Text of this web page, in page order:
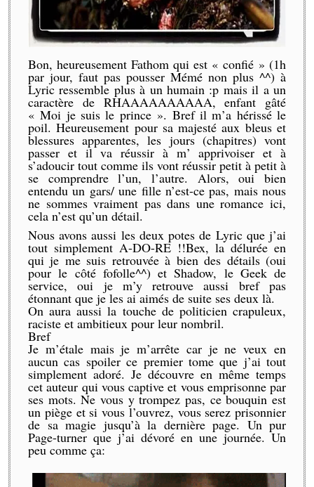
Bon, heureusement Fathom qui est « confié » (1h
par jour, faut pas pousser Mémé non plus ^^) à
Lyric ressemble plus à un humain :p mais il a un
caractère de RHAAAAAAAAAA, enfant gâté
« Moi je suis le prince ». Bref il m’a hérissé le
poil. Heureusement pour sa majesté aux bleus et
blessures apparentes, les jours (chapitres) vont
passer et il va réussir à m’ apprivoiser et à
s’adoucir tout comme ils vont réussir petit à petit à
se comprendre l’un, l’autre. Alors, oui bien
entendu un gars/ une fille n’est-ce pas, mais nous
ne sommes vraiment pas dans une romance ici,
cela n’est qu’un détail.
Nous avons aussi les deux potes de Lyric que j’ai
tout simplement A-DO-RE !!Bex, la délurée en
qui je me suis retrouvée à bien des détails (oui
pour le côté fofolle^^) et Shadow, le Geek de
service, oui je m’y retrouve aussi bref pas
étonnant que je les ai aimés de suite ses deux là.
On aura aussi la touche de politicien crapuleux,
raciste et ambitieux pour leur nombril.
Bref
Je m’étale mais je m’arrête car je ne veux en
aucun cas spoiler ce premier tome que j’ai tout
simplement adoré. Je découvre en même temps
cet auteur qui vous captive et vous emprisonne par
ses mots. Ne vous y trompez pas, ce bouquin est
un piège et si vous l’ouvrez, vous serez prisonnier
de sa magie jusqu’à la dernière page. Un pur
Page-turner que j’ai dévoré en une journée. Un
peu comme ça: